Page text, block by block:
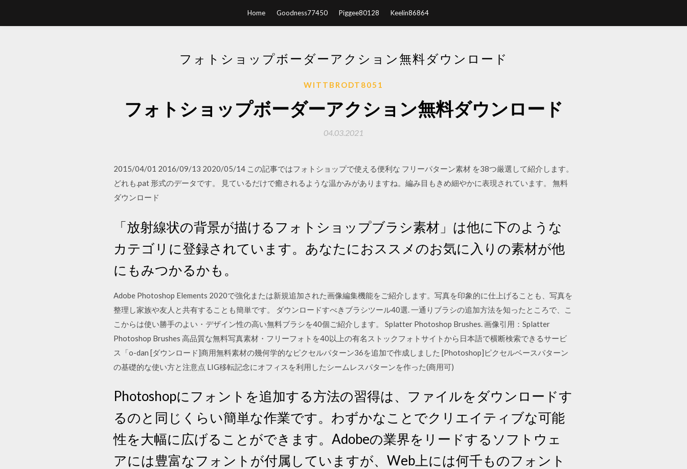
Home Goodness77450 Piggee80128 Keelin86864
フォトショップボーダーアクション無料ダウンロード
WITTBRODT8051
フォトショップボーダーアクション無料ダウンロード
04.03.2021
2015/04/01 2016/09/13 2020/05/14 この記事ではフォトショップで使える便利な フリーパターン素材 を38つ厳選して紹介します。
どれも.pat 形式のデータです。 見ているだけで癒されるような温かみがありますね。編み目もきめ細やかに表現されています。 無料
ダウンロード
「放射線状の背景が描けるフォトショップブラシ素材」は他に下のような
カテゴリに登録されています。あなたにおススメのお気に入りの素材が他
にもみつかるかも。
Adobe Photoshop Elements 2020で強化または新規追加された画像編集機能をご紹介します。写真を印象的に仕上げることも、写真を
整理し家族や友人と共有することも簡単です。 ダウンロードすべきブラシツール40選. 一通りブラシの追加方法を知ったところで、こ
こからは使い勝手のよい・デザイン性の高い無料ブラシを40個ご紹介します。 Splatter Photoshop Brushes. 画像引用：Splatter
Photoshop Brushes 高品質な無料写真素材・フリーフォトを40以上の有名ストックフォトサイトから日本語で横断検索できるサービ
ス「o-dan [ダウンロード]商用無料素材の幾何学的なピクセルパターン36を追加で作成しました [Photoshop]ピクセルベースパターン
の基礎的な使い方と注意点 LIG移転記念にオフィスを利用したシームレスパターンを作った(商用可)
Photoshopにフォントを追加する方法の習得は、ファイルをダウンロードす
るのと同じくらい簡単な作業です。わずかなことでクリエイティブな可能
性を大幅に広げることができます。Adobeの業界をリードするソフトウェ
アには豊富なフォントが付属していますが、Web上には何千ものフォント